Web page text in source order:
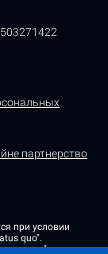
партнерство
при условии
quo".
релизы"